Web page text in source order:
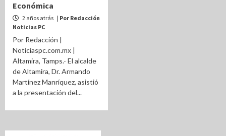
Económica
2 años atrás | Por Redacción
Noticias PC
Por Redacción |
Noticiaspc.com.mx |
Altamira, Tamps.- El alcalde
de Altamira, Dr. Armando
Martínez Manríquez, asistió
a la presentación del...